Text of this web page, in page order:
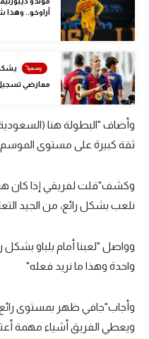
أقسام خاصة
Gamers
ميركاتو
تحقيق في الجول
تقرير في الجول
تحليل في الجول
حكايات في الجول
كويز في الجول
أراوخو..
معارضي
وأضاف "البطولة هنا
ثقة كبيرة على مستوى
وكشف"قلت لفريقي إذا كان
نلعب بشكل رائع، من الجيد
وواصل "لعبنا أمام بلباو بشكل
واحدة وهذا ما نريد فعله"
وأجاب"جافي ظهر بمستوى رائع
ويعطي الفريق أشياء مهمة